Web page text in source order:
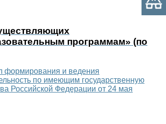
программам» (по
формирования и ведения
по имеющим государственную
Российской Федерации от 24 мая